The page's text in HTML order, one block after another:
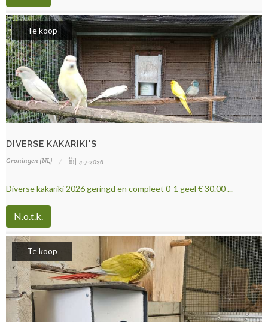
Te koop
DIVERSE KAKARIKI'S
Groningen (NL) 4-7-2026
Diverse kakariki 2026 geringd en compleet 0-1 geel € 30.00 ...
N.o.t.k.
Te koop